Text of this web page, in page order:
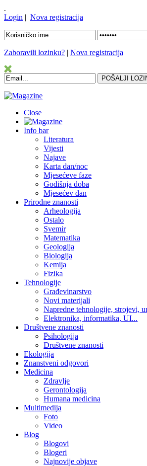
.
Login | Nova registracija
Zaboravili lozinku? | Nova registracija
Close
Info bar
Literatura
Vijesti
Najave
Karta dan/noc
Mjesećeve faze
Godišnja doba
Mjesećev dan
Prirodne znanosti
Arheologija
Ostalo
Svemir
Matematika
Geologija
Biologija
Kemija
Fizika
Tehnologije
Građevinarstvo
Novi materijali
Napredne tehnologije, strojevi,
Elektronika, informatika, UI...
Društvene znanosti
Psihologija
Društvene znanosti
Ekologija
Znanstveni odgovori
Medicina
Zdravlje
Gerontologija
Humana medicina
Multimedija
Foto
Video
Blog
Blogovi
Blogeri
Najnovije objave